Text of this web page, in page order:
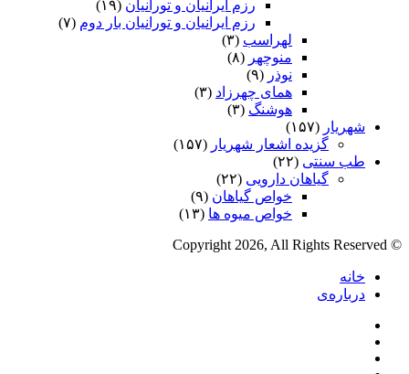
رزم ایرانیان و تورانیان (۱۹)
رزم ایرانیان و تورانیان بار دوم (۷)
لهراسب (۳)
منوچهر (۸)
نوذر (۹)
هماى چهرزاد (۳)
هوشنگ (۳)
شهریار (۱۵۷)
گزیده اشعار شهریار (۱۵۷)
طب سنتی (۲۲)
گیاهان دارویی (۲۲)
خواص گیاهان (۹)
خواص میوه ها (۱۳)
© Copyright 2026, All Rights Reserved
خانه
درباره‌ی